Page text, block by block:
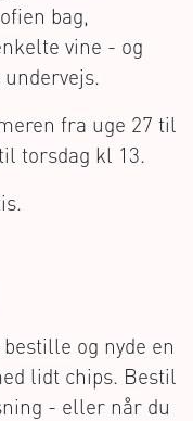
bag,
vine - og
fra uge 27 til
torsdag kl 13.
og nyde en
lidt chips. Bestil
- eller når du